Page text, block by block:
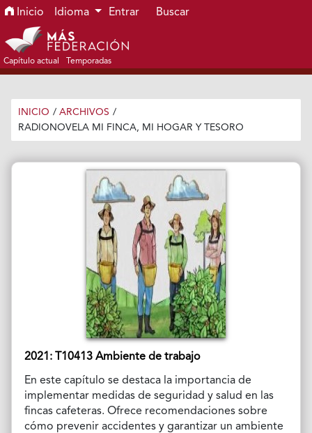
Ir al menú de navegación principal
Ir al contenido principal
Ir al pie de página del sitio
Inicio Idioma Entrar Buscar
Capítulo actual Temporadas
INICIO / ARCHIVOS /
RADIONOVELA MI FINCA, MI HOGAR Y TESORO
2021: T10413 Ambiente de trabajo
En este capítulo se destaca la importancia de
implementar medidas de seguridad y salud en las
fincas cafeteras. Ofrece recomendaciones sobre
cómo prevenir accidentes y garantizar un ambiente